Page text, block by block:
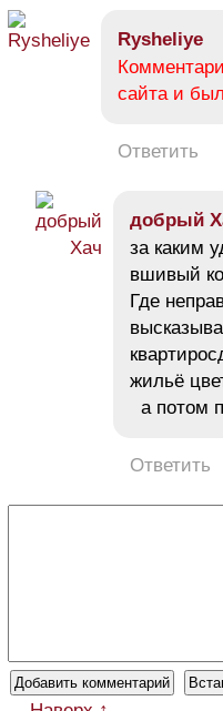
Rysheliye
сайта и
Ответить
добрый
за каким
вшивый
Где
жильё
а потом
Ответить